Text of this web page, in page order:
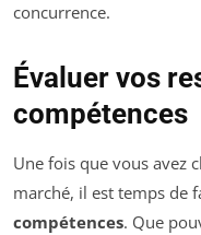
concurrence.
Évaluer vos
compétences
Une fois que vous avez
marché, il est temps de
compétences. Que